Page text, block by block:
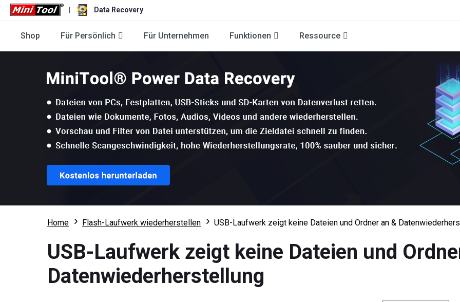
Data Recovery
Shop Für Persönlich Für Unternehmen Funktionen Ressource
Home Flash-Laufwerk wiederherstellen USB-Laufwerk zeigt keine Dateien und Ordner an &
USB-Laufwerk zeigt keine Dateien und
Datenwiederherstellung